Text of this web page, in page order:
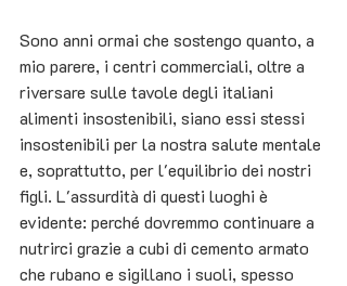
Sono anni ormai che sostengo quanto, a
mio parere, i centri commerciali, oltre a
riversare sulle tavole degli italiani
alimenti insostenibili, siano essi stessi
insostenibili per la nostra salute mentale
e, soprattutto, per l'equilibrio dei nostri
figli. L'assurdità di questi luoghi è
evidente: perché dovremmo continuare a
nutrirci grazie a cubi di cemento armato
che rubano e sigillano i suoli, spesso